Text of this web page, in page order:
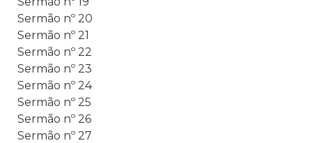
Sermão nº 20
Sermão nº 21
Sermão nº 22
Sermão nº 23
Sermão nº 24
Sermão nº 25
Sermão nº 26
Sermão nº 27